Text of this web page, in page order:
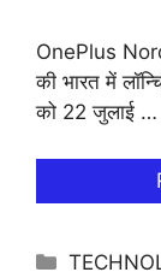
OnePlus
की भारत में
को 22 जुलाई …